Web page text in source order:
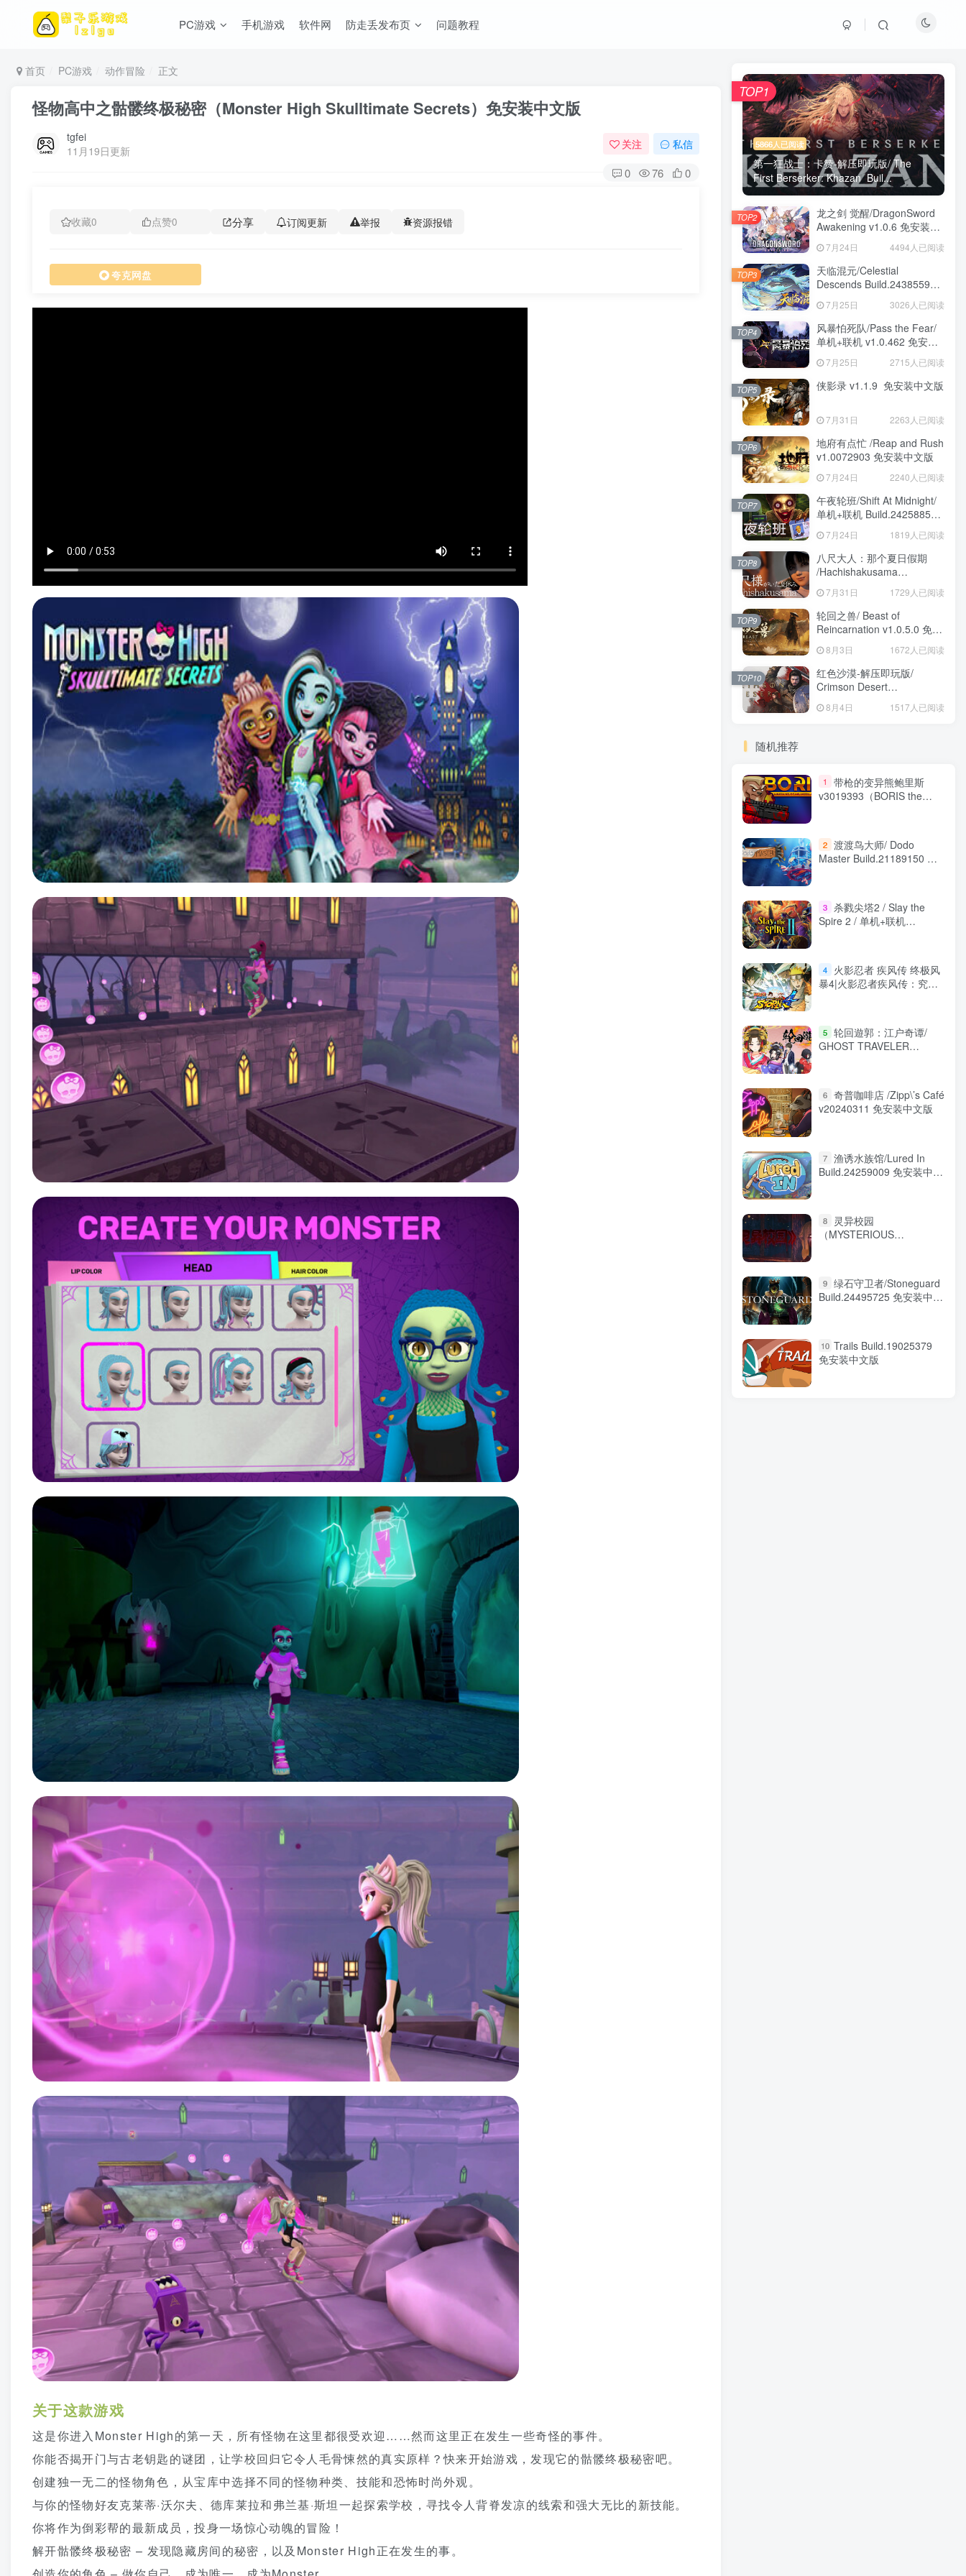
PC游戏 手机游戏 软件网 防走丢发布页 问题教程
首页 PC游戏 动作冒险 正文
怪物高中之骷髅终极秘密（Monster High Skulltimate Secrets）免安装中文版
tgfei
11月19日更新
关注 私信
0 76 0
收藏0 点赞0 分享 订阅更新 举报 资源报错
夸克网盘
关于这款游戏
这是你进入Monster High的第一天，所有怪物在这里都很受欢迎……然而这里正在发生一些奇怪的事件。
你能否揭开门与古老钥匙的谜团，让学校回归它令人毛骨悚然的真实原样？快来开始游戏，发现它的骷髅终极秘密吧。
创建独一无二的怪物角色，从宝库中选择不同的怪物种类、技能和恐怖时尚外观。
与你的怪物好友克莱蒂·沃尔夫、德库莱拉和弗兰基·斯坦一起探索学校，寻找令人背脊发凉的线索和强大无比的新技能。
你将作为倒彩帮的最新成员，投身一场惊心动魄的冒险！
解开骷髅终极秘密 – 发现隐藏房间的秘密，以及Monster High正在发生的事。
5866人已阅读
第一狂战士：卡赞-解压即玩版/ The
First Berserker: Khazan Buil...
TOP1
龙之剑 觉醒/DragonSword
Awakening v1.0.6 免安装中
7月24日 4494人已阅读
TOP2
天临混元/Celestial
Descends Build.24385591
7月25日 3026人已阅读
TOP3
风暴怕死队/Pass the Fear/
单机+联机 v1.0.462 免安装
7月25日 2715人已阅读
TOP4
侠影录 v1.1.9 免安装中文版
7月31日 2263人已阅读
TOP5
地府有点忙 /Reap and Rush
v1.0072903 免安装中文版
7月24日 2240人已阅读
TOP6
午夜轮班/Shift At Midnight/
单机+联机 Build.24258857
免安装中文版
7月24日 1819人已阅读
TOP7
八尺大人：那个夏日假期
/Hachishakusama
Build.24462853 免安装中文
版7月31日 1729人已阅读
TOP8
轮回之兽/ Beast of
Reincarnation v1.0.5.0 免安
装中文版
8月3日 1672人已阅读
TOP9
红色沙漠-解压即玩版/
Crimson Desert
HYPERVISOR v1.14.00 免
安装中文版
8月4日 1517人已阅读
TOP10
随机推荐
1
带枪的变异熊鲍里斯
v3019393（BORIS the
2 渡渡鸟大师/ Dodo
Master Build.21189150 免
3 杀戮尖塔2 / Slay the
Spire 2 / 单机+联机
4
火影忍者 疾风传 终极风
暴4|火影忍者疾风传：究极
打全20位师傅解锁存档
（NARUTO SHIPPUDEN:
Ultimate Ninja STORM 4）
5 轮回遊郭：江户奇谭/
GHOST TRAVELER
6 奇普咖啡店 /Zipp\’s Café
v20240311 免安装中文版
7 渔诱水族馆/Lured In
Build.24259009 免安装中文
8
灵异校园
（MYSTERIOUS
9 绿石守卫者/Stoneguard
Build.24495725 免安装中文
10 Trails Build.19025379
免安装中文版